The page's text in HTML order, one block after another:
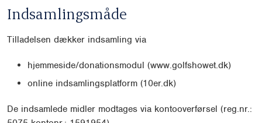
Indsamlingsmåde
Tilladelsen dækker indsamling via
hjemmeside/donationsmodul (www.golfshowet.dk)
online indsamlingsplatform (10er.dk)
De indsamlede midler modtages via kontooverførsel (reg.nr.: